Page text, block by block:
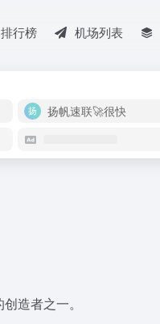
排行榜 机场列表
扬帆速联🚀很快
造者之一。